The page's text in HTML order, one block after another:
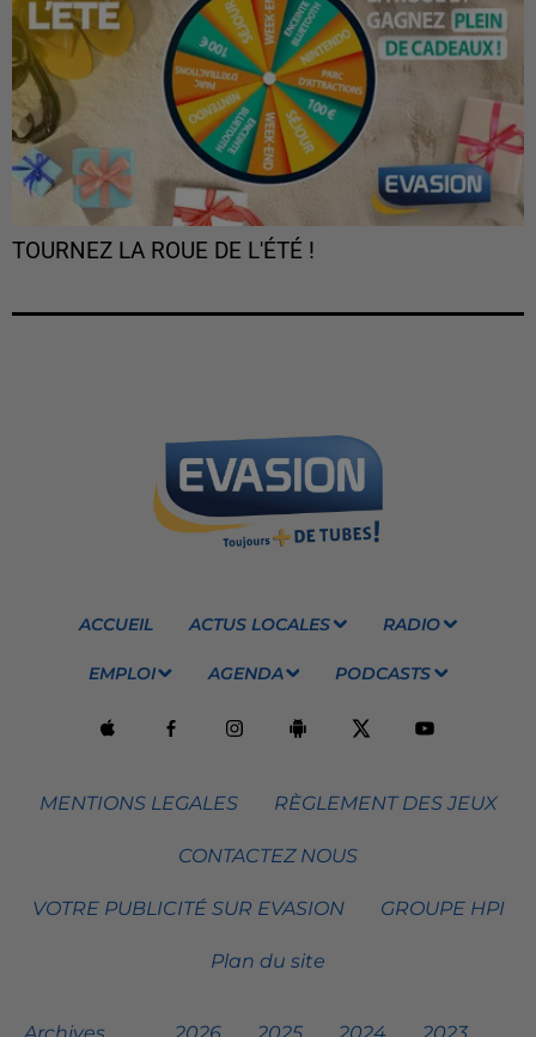
TOURNEZ LA ROUE DE L'ÉTÉ !
ACCUEIL ACTUS LOCALES RADIO
EMPLOI AGENDA PODCASTS
MENTIONS LEGALES RÈGLEMENT DES JEUX
CONTACTEZ NOUS
VOTRE PUBLICITÉ SUR EVASION GROUPE HPI
Plan du site